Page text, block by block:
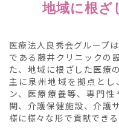
地域に根ざ
医療法人良秀会グループ
である藤井クリニックの
た、地域に根ざした医療
主に泉州地域を拠点と
ン、医療療養等、専門
関、介護保健施設、介護
様に様々な形で貢献でき